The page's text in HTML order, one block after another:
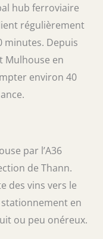
hub ferroviaire
régulièrement
minutes. Depuis
Mulhouse en
environ 40
par l’A36
de Thann.
des vins vers le
stationnement en
ou peu onéreux.